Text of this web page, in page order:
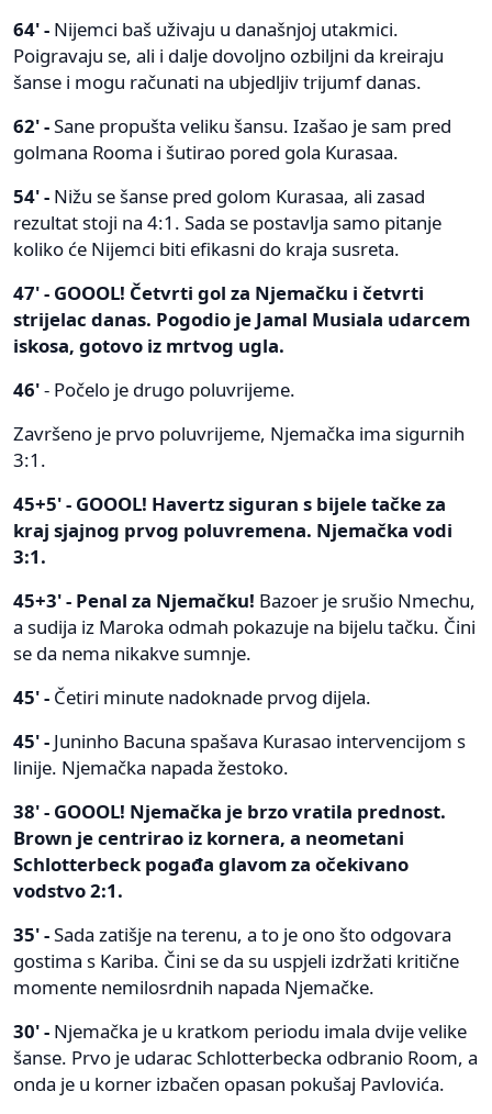
64' - Nijemci baš uživaju u današnjoj utakmici.
Poigravaju se, ali i dalje dovoljno ozbiljni da kreiraju
šanse i mogu računati na ubjedljiv trijumf danas.
62' -Sane propušta veliku šansu. Izašao je sam pred
golmana Rooma i šutirao pored gola Kurasaa.
54' - Nižu se šanse pred golom Kurasaa, ali zasad
rezultat stoji na 4:1. Sada se postavlja samo pitanje
koliko će Nijemci biti efikasni do kraja susreta.
47' - GOOOL! Četvrti gol za Njemačku i četvrti
strijelac danas. Pogodio je Jamal Musiala udarcem
iskosa, gotovo iz mrtvog ugla.
46'- Počelo je drugo poluvrijeme.
Završeno je prvo poluvrijeme, Njemačka ima sigurnih
3:1.
45+5' - GOOOL! Havertz siguran s bijele tačke za
kraj sjajnog prvog poluvremena. Njemačka vodi
3:1.
45+3' - Penal za Njemačku! Bazoer je srušio Nmechu,
a sudija iz Maroka odmah pokazuje na bijelu tačku. Čini
se da nema nikakve sumnje.
45' - Četiri minute nadoknade prvog dijela.
45' - Juninho Bacuna spašava Kurasao intervencijom s
linije. Njemačka napada žestoko.
38' - GOOOL! Njemačka je brzo vratila prednost.
Brown je centrirao iz kornera, a neometani
Schlotterbeck pogađa glavom za očekivano
vodstvo 2:1.
35' -Sada zatišje na terenu, a to je ono što odgovara
gostima s Kariba. Čini se da su uspjeli izdržati kritične
momente nemilosrdnih napada Njemačke.
30' - Njemačka je u kratkom periodu imala dvije velike
šanse. Prvo je udarac Schlotterbecka odbranio Room, a
onda je u korner izbačen opasan pokušaj Pavlovića.